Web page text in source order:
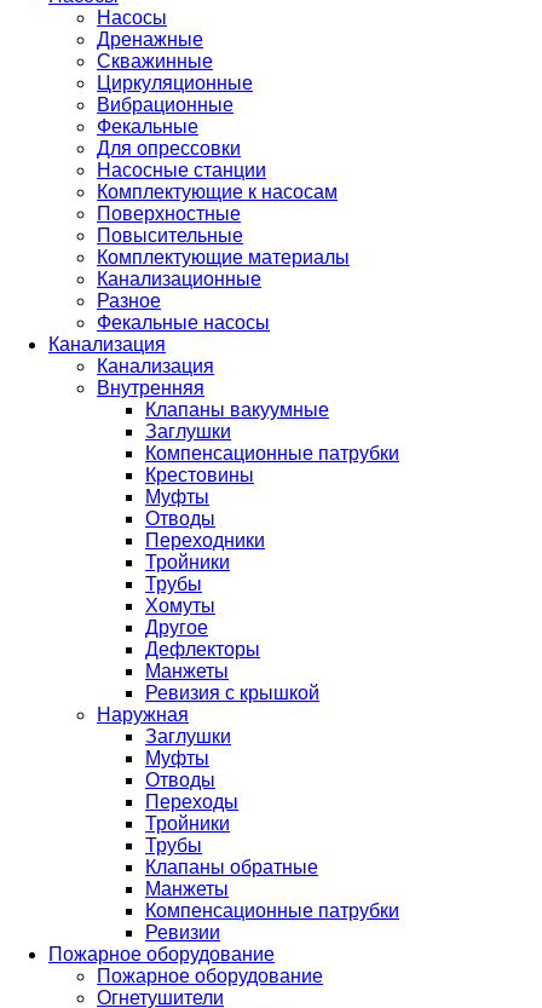
Насосы
Дренажные
Скважинные
Циркуляционные
Вибрационные
Фекальные
Для опрессовки
Насосные станции
Комплектующие к насосам
Поверхностные
Повысительные
Комплектующие материалы
Канализационные
Разное
Фекальные насосы
Канализация
Канализация
Внутренняя
Клапаны вакуумные
Заглушки
Компенсационные патрубки
Крестовины
Муфты
Отводы
Переходники
Тройники
Трубы
Хомуты
Другое
Дефлекторы
Манжеты
Ревизия с крышкой
Наружная
Заглушки
Муфты
Отводы
Переходы
Тройники
Трубы
Клапаны обратные
Манжеты
Компенсационные патрубки
Ревизии
Пожарное оборудование
Пожарное оборудование
Огнетушители